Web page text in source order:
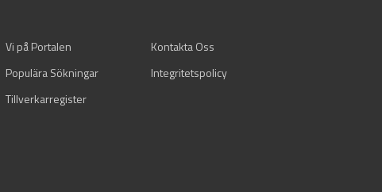
Vi på Portalen
Kontakta Oss
Populära Sökningar
Integritetspolicy
Tillverkarregister